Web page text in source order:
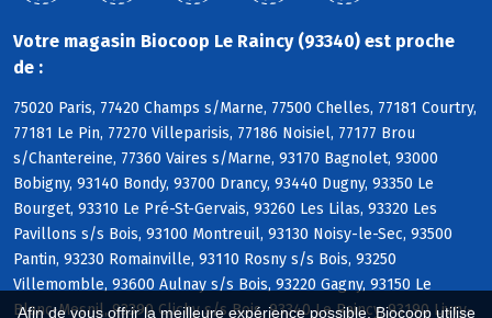
Afin de vous offrir la meilleure expérience possible, Biocoop utilise
Votre magasin Biocoop Le Raincy (93340) est proche
de :
75020 Paris, 77420 Champs s/Marne, 77500 Chelles, 77181 Courtry,
77181 Le Pin, 77270 Villeparisis, 77186 Noisiel, 77177 Brou
s/Chantereine, 77360 Vaires s/Marne, 93170 Bagnolet, 93000
Bobigny, 93140 Bondy, 93700 Drancy, 93440 Dugny, 93350 Le
Bourget, 93310 Le Pré-St-Gervais, 93260 Les Lilas, 93320 Les
Pavillons s/s Bois, 93100 Montreuil, 93130 Noisy-le-Sec, 93500
Pantin, 93230 Romainville, 93110 Rosny s/s Bois, 93250
Villemomble, 93600 Aulnay s/s Bois, 93220 Gagny, 93150 Le
Blanc-Mesnil, 93390 Clichy s/s Bois, 93340 Le Raincy, 93190 Livry-